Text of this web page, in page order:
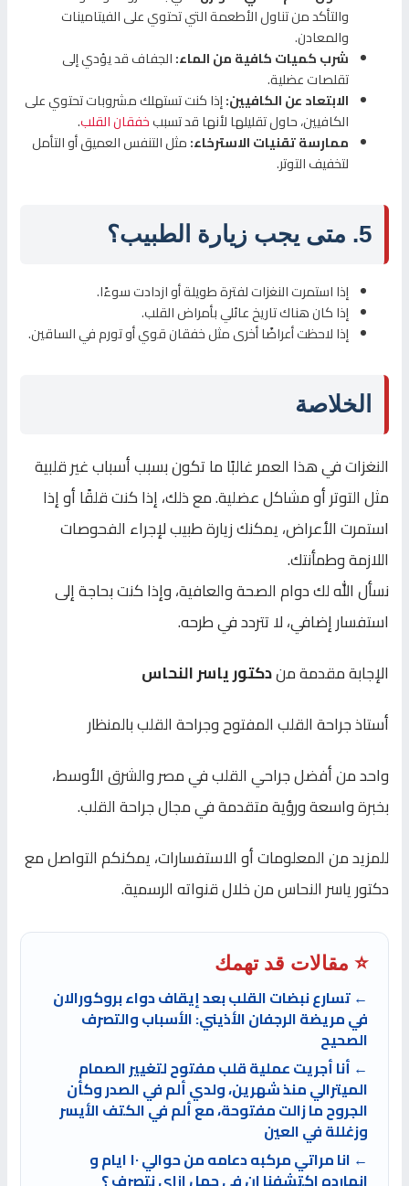
والتأكد من تناول الأطعمة التي تحتوي على الفيتامينات
والمعادن.
شرب كميات كافية من الماء:الجفاف قد يؤدي إلى
تقلصات عضلية.
الابتعاد عن الكافيين:إذا كنت تستهلك مشروبات تحتوي على
الكافيين، حاول تقليلها لأنها قد تسببخفقان القلب.
ممارسة تقنيات الاسترخاء:مثل التنفس العميق أو التأمل
لتخفيف التوتر.
5. متى يجب زيارة الطبيب؟
إذا استمرت النغزات لفترة طويلة أو ازدادت سوءًا.
إذا كان هناك تاريخ عائلي بأمراض القلب.
إذا لاحظت أعراضًا أخرى مثل خفقان قوي أو تورم في الساقين.
الخلاصة
النغزات في هذا العمر غالبًا ما تكون بسبب أسباب غير قلبية
مثل التوتر أو مشاكل عضلية. مع ذلك، إذا كنت قلقًا أو إذا
استمرت الأعراض، يمكنك زيارة طبيب لإجراء الفحوصات
اللازمة وطمأنتك.
نسأل الله لك دوام الصحة والعافية، وإذا كنت بحاجة إلى
استفسار إضافي، لا تتردد في طرحه.
الإجابة مقدمة مندكتور ياسر النحاس
أستاذ جراحة القلب المفتوح وجراحة القلب بالمنظار
واحد من أفضل جراحي القلب في مصر والشرق الأوسط،
بخبرة واسعة ورؤية متقدمة في مجال جراحة القلب.
للمزيد من المعلومات أو الاستفسارات، يمكنكم التواصل مع
دكتور ياسر النحاس من خلال قنواته الرسمية.
⭐ مقالات قد تهمك
← تسارع نبضات القلب بعد إيقاف دواء بروكورالان
في مريضة الرجفان الأذيني: الأسباب والتصرف
الصحيح
← أنا أجريت عملية قلب مفتوح لتغيير الصمام
الميترالي منذ شهرين، ولدي ألم في الصدر وكأن
الجروح ما زالت مفتوحة، مع ألم في الكتف الأيسر
وزغللة في العين
← انا مراتي مركبه دعامه من حوالي ١٠ ايام و